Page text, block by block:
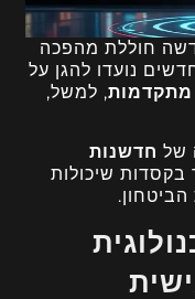
חוללת מהפכה
נועדו להגן על
מתקדמות, למשל,
של חדשנות
בקסדות שיכולות